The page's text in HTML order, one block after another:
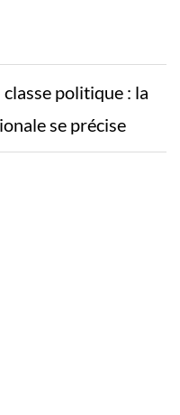
politique : la
se précise